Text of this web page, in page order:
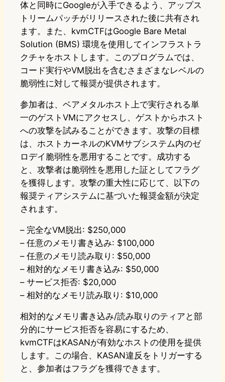
体と同時にGoogleが入手できるよう、アップス
トリームパッチがリリースされた後に共有され
ます。また、kvmCTFはGoogle Bare Metal
Solution (BMS) 環境を使用してインフラストラ
クチャをホストします。このプログラムでは、
コード実行やVM脱出を含むさまざまなレベルの
脆弱性に対して報奨が提供されます。
参加者は、ベアメタルホスト上で実行される単
一のゲストVMにアクセスし、ゲストからホスト
への攻撃を試みることができます。攻撃の目標
は、ホストカーネルのKVMサブシステム内のゼ
ロデイ脆弱性を悪用することです。成功する
と、攻撃者は脆弱性を悪用した証としてフラグ
を獲得します。攻撃の重大性に応じて、以下の
報奨ティアシステムに基づいた報奨金額が決定
されます。
– 完全なVM脱出: $250,000
– 任意のメモリ書き込み: $100,000
– 任意のメモリ読み取り: $50,000
– 相対的なメモリ書き込み: $50,000
– サービス拒否: $20,000
– 相対的なメモリ読み取り: $10,000
相対的なメモリ書き込み/読み取りのティアと部
分的にサービス拒否を容易にするため、
kvmCTFはKASANが有効なホストの使用を提供
します。この場合、KASAN違反をトリガーする
と、参加者はフラグを獲得できます。